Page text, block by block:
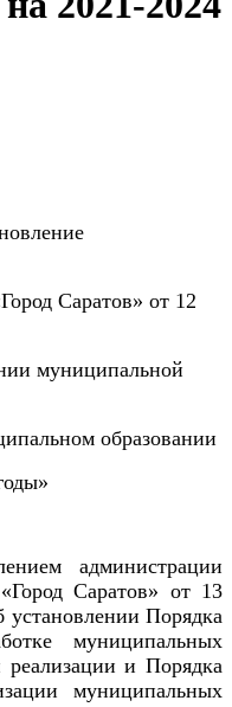
Саратов» от 12
муниципальной
образовании
администрации
Саратов» от 13
Порядка
муниципальных
и Порядка
муниципальных